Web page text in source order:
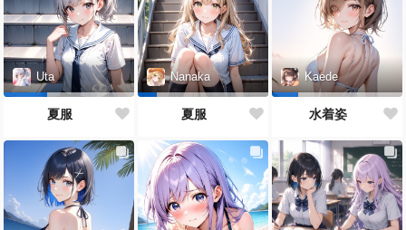
Uta
夏服
Nanaka
夏服
Kaede
水着姿